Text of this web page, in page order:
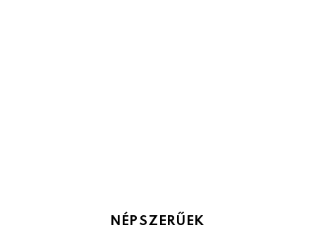
NÉPSZERŰEK